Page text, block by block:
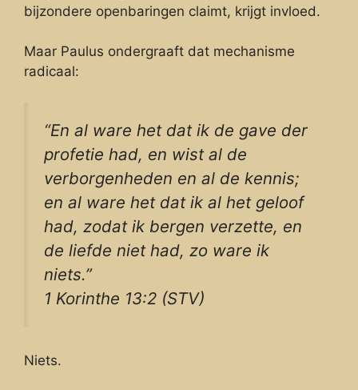
bijzondere openbaringen claimt, krijgt invloed.
Maar Paulus ondergraaft dat mechanisme
radicaal:
“En al ware het dat ik de gave der
profetie had, en wist al de
verborgenheden en al de kennis;
en al ware het dat ik al het geloof
had, zodat ik bergen verzette, en
de liefde niet had, zo ware ik
niets.”
1 Korinthe 13:2 (STV)
Niets.